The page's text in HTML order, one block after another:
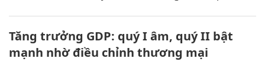
Tăng trưởng GDP: quý I âm, quý II bật
mạnh nhờ điều chỉnh thương mại